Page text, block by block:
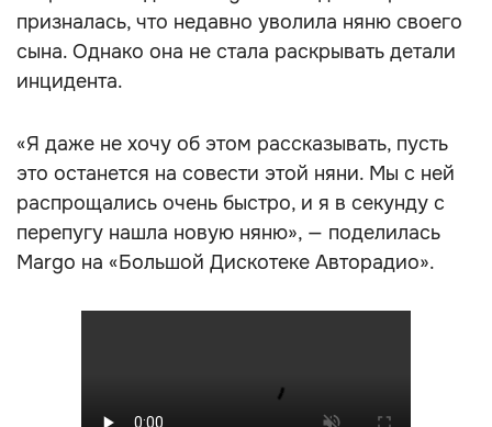
призналась, что недавно уволила няню своего
сына. Однако она не стала раскрывать детали
инцидента.
«Я даже не хочу об этом рассказывать, пусть
это останется на совести этой няни. Мы с ней
распрощались очень быстро, и я в секунду с
перепугу нашла новую няню», — поделилась
Margo на «Большой Дискотеке Авторадио».